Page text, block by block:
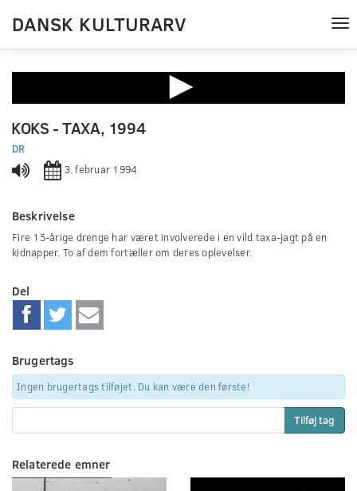
DANSK KULTURARV
seconds
of
0
seconds
KOKS - TAXA, 1994
DR
3. februar 1994
Beskrivelse
Fire 15-årige drenge har været involverede i en vild taxa-jagt på en
kidnapper. To af dem fortæller om deres oplevelser.
Del
Brugertags
Ingen brugertags tilføjet. Du kan være den første!
Tilføj tag
Relaterede emner